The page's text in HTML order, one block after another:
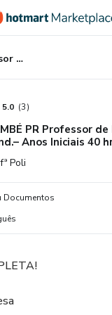
CAMBÉ PR Professor de Ed. Inf. e Ens. Fund.– Anos Iniciais 40 hrs e Professor de Educação Infantil 20 hrs
5.0 (3)
PR Professor de
Anos Iniciais 40 hrs e Professor de
Poli
Documentos